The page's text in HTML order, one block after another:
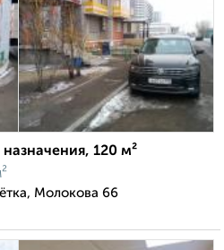
120 м²
Молокова 66